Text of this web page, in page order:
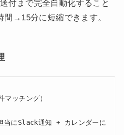
付まで完全自動化すること
間→15分に短縮できます。
ッチング）